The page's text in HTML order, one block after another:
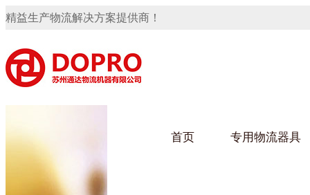
精益生产物流解决方案提供商！
首页 专用物流器具